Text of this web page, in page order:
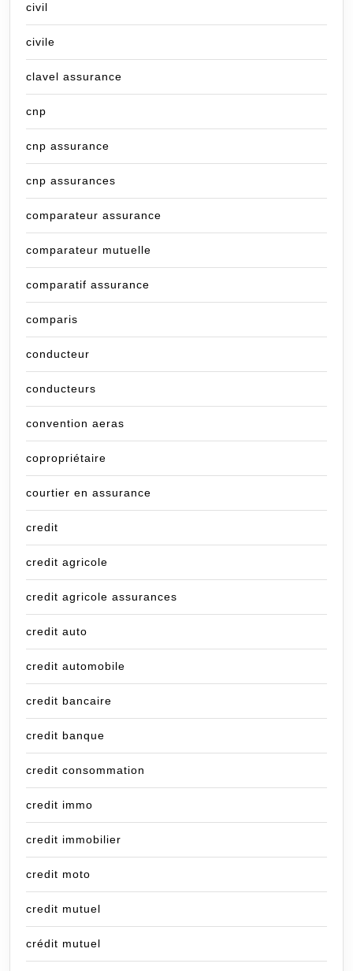
civil
civile
clavel assurance
cnp
cnp assurance
cnp assurances
comparateur assurance
comparateur mutuelle
comparatif assurance
comparis
conducteur
conducteurs
convention aeras
copropriétaire
courtier en assurance
credit
credit agricole
credit agricole assurances
credit auto
credit automobile
credit bancaire
credit banque
credit consommation
credit immo
credit immobilier
credit moto
credit mutuel
crédit mutuel